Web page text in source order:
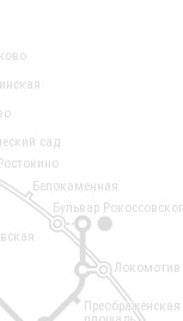
1
Локомотив
сад
Белокаменная
Бульвар
Преображенская